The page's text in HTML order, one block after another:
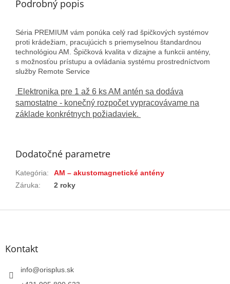
Podrobný popis
Séria PREMIUM vám ponúka celý rad špičkových systémov
proti krádežiam, pracujúcich s priemyselnou štandardnou
technológiou AM. Špičková kvalita v dizajne a funkcii antény,
s možnosťou prístupu a ovládania systému prostredníctvom
služby Remote Service
Elektronika pre 1 až 6 ks AM antén sa dodáva
samostatne - konečný rozpočet vypracovávame na
základe konkrétnych požiadaviek.
Dodatočné parametre
Kategória:
AM – akustomagnetické antény
Záruka: 2 roky
Z
Kontakt
info@orisplus.sk